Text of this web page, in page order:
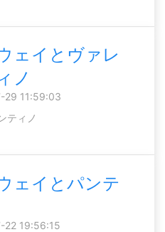
ェイとヴァレ
ノ
29 11:59:03
ティノ
ェイとパンテ
22 19:56:15